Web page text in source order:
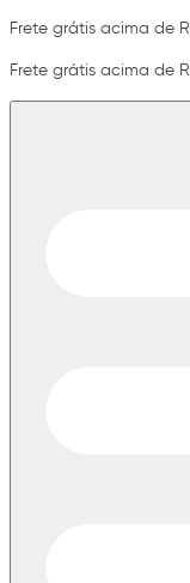
Frete grátis acima de
Frete grátis acima de